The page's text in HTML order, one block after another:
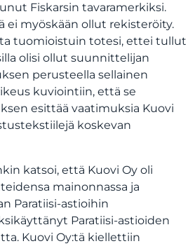
Fiskarsin tavaramerkiksi.
ei myöskään ollut rekisteröity.
tuomioistuin totesi, ettei tullut
olisi ollut suunnittelijan
perusteella sellainen
kuviointiin, että se
esittää vaatimuksia Kuovi
koskevan
katsoi, että Kuovi Oy oli
mainonnassa ja
Paratiisi-astioihin
Paratiisi-astioiden
Kuovi Oy:tä kiellettiin